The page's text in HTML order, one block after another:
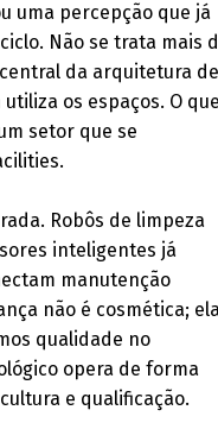
uma percepção que já
Não se trata mais
da arquitetura de
os espaços. O que
setor que se
Robôs de limpeza
inteligentes já
manutenção
não é cosmética;
qualidade no
opera de forma
e qualificação.